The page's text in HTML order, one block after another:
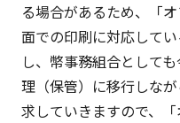
る場合があるため、「
面での印刷に対応して
し、幣事務組合として
理（保管）に移行しな
求していきますので、